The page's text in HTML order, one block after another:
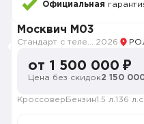
Официальная
Москвич M03
2026
от 1 500 000 ₽
Цена без скидок2 150
Кроссовер Бензин1.5 л. 136 л.с.